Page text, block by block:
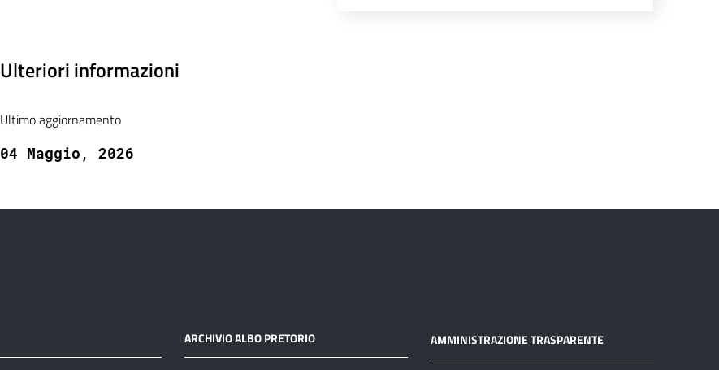
Ulteriori informazioni
Ultimo aggiornamento
04 Maggio, 2026
ARCHIVIO ALBO PRETORIO AMMINISTRAZIONE TRASPARENTE